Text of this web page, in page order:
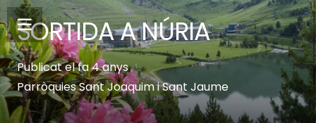
SORTIDA A NÚRIA
Publicat elfa 4 anys
Parròquies Sant Joaquim i Sant Jaume